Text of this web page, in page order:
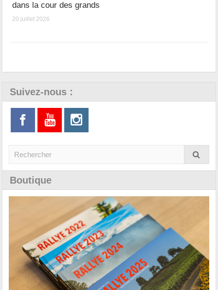
dans la cour des grands
20 juillet 2026
Suivez-nous :
Boutique